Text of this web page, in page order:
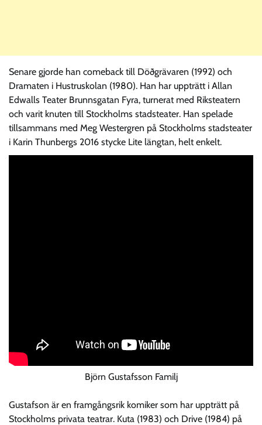
Senare gjorde han comeback till Döðgrävaren (1992) och
Dramaten i Hustruskolan (1980). Han har uppträtt i Allan
Edwalls Teater Brunnsgatan Fyra, turnerat med Riksteatern
och varit knuten till Stockholms stadsteater. Han spelade
tillsammans med Meg Westergren på Stockholms stadsteater
i Karin Thunbergs 2016 stycke Lite längtan, helt enkelt.
Björn Gustafsson Familj
Gustafson är en framgångsrik komiker som har uppträtt på
Stockholms privata teatrar. Kuta (1983) och Drive (1984) på